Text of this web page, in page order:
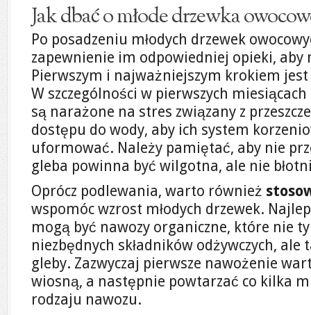
Jak dbać o młode drzewka
Po posadzeniu młodych drzewek
zapewnienie im odpowiedniej opieki, aby
Pierwszym i najważniejszym krokiem jest
W szczególności w pierwszych
są narażone na stres związany z
dostępu do wody, aby ich system
uformować. Należy pamiętać, aby nie
gleba powinna być wilgotna, ale nie
Oprócz podlewania, warto również
wspomóc wzrost młodych drzewek.
mogą być nawozy organiczne, które nie
niezbędnych składników odżywczych,
gleby. Zazwyczaj pierwsze nawożenie
wiosną, a następnie powtarzać co kilka
rodzaju nawozu.